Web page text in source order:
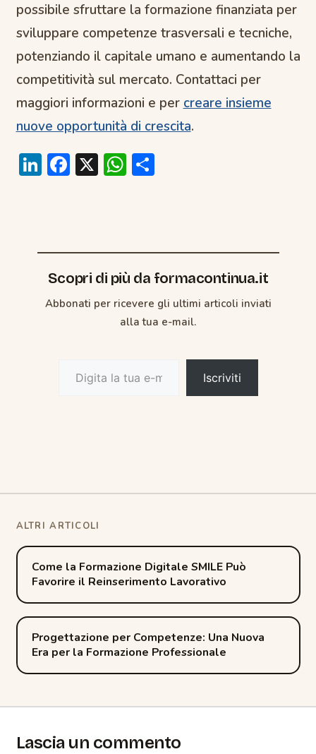
possibile sfruttare la formazione finanziata per
sviluppare competenze trasversali e tecniche,
potenziando il capitale umano e aumentando la
competitività sul mercato. Contattaci per
maggiori informazioni e per creare insieme
nuove opportunità di crescita.
Li
dI
n
F
o
o
k
X W
A
p
p
C
vi
di
Scopri di più da formacontinua.it
Abbonati per ricevere gli ultimi articoli inviati
alla tua e-mail.
Iscriviti
Post
navigation
Come la Formazione Digitale SMILE Può
Favorire il Reinserimento Lavorativo
Progettazione per Competenze: Una Nuova
Era per la Formazione Professionale
Lascia un commento